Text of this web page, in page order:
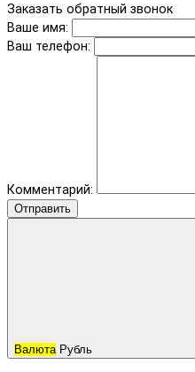
Заказать обратный звонок
Ваше имя:
Ваш телефон:
Комментарий:
Отправить
Валюта Рубль